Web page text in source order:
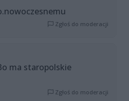
Zgłoś do moderacji
ma staropolskie
Zgłoś do moderacji